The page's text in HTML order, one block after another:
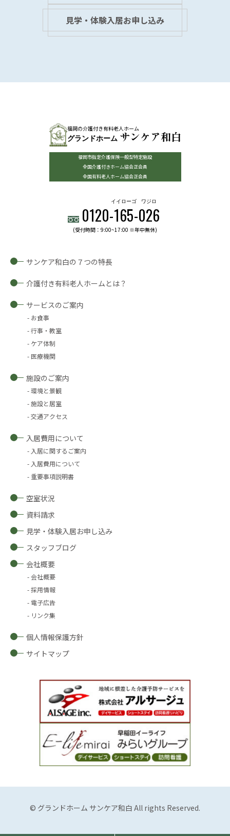
見学・体験入居お申し込み
福岡の介護付き有料老人ホーム
グランドホーム サンケア和白
福岡市指定介護保険一般型特定施設
全国介護付きホーム協会正会員
全国有料老人ホーム協会正会員
0120-165
イイローゴ
-026
ワジロ
(受付時間：9:00~17:00 ※年中無休)
サンケア和白の７つの特長
介護付き有料老人ホームとは？
サービスのご案内
お食事
行事・教室
ケア体制
医療機関
施設のご案内
環境と景観
施設と居室
交通アクセス
入居費用について
入居に関するご案内
入居費用について
重要事項説明書
空室状況
資料請求
見学・体験入居お申し込み
スタッフブログ
会社概要
会社概要
採用情報
電子広告
リンク集
個人情報保護方針
サイトマップ
© グランドホーム サンケア和白 All rights Reserved.